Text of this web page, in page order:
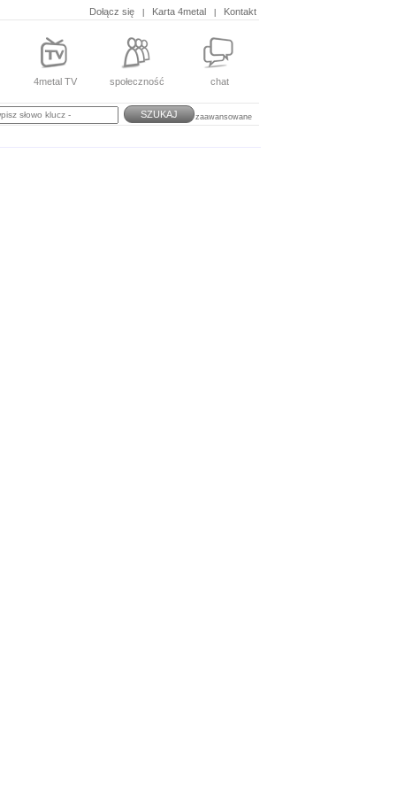
Dołącz się Karta 4metal Kontakt
4metal TV społeczność chat
SZUKAJ zaawansowane